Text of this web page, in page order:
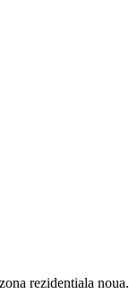
rezidentiala noua.